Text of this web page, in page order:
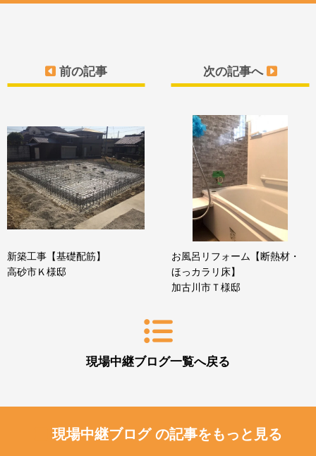
前の記事
新築工事【基礎配筋】
高砂市Ｋ様邸
現場中継ブログ一覧へ戻る
次の記事へ
お風呂リフォーム【断熱材・
ほっカラリ床】
加古川市Ｔ様邸
現場中継ブログ の記事をもっと見る